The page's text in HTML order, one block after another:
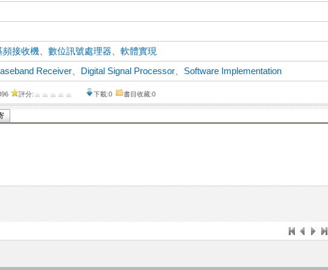
頻接收機 、數位訊號處理器 、軟體實現
Receiver Digital Signal Processor
Software Implementation
評分: 下載:0 書目收藏:0